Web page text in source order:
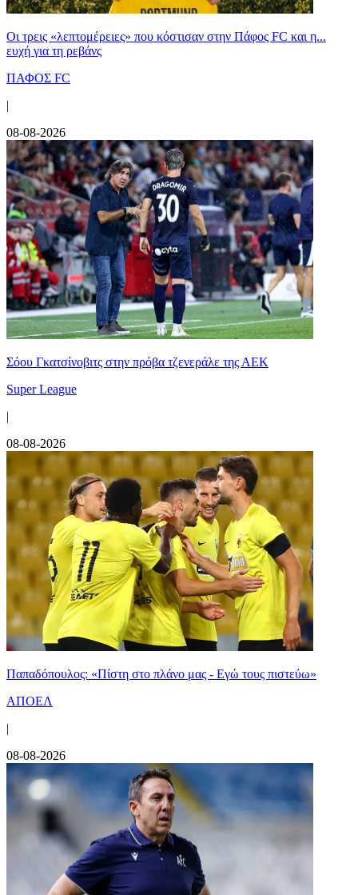
Οι τρεις «λεπτομέρειες» που κόστισαν στην Πάφος FC και η...
ευχή για τη ρεβάνς
ΠΑΦΟΣ FC
|
08-08-2026
Σόου Γκατσίνοβιτς στην πρόβα τζενεράλε της ΑΕΚ
Super League
|
08-08-2026
Παπαδόπουλος: «Πίστη στο πλάνο μας - Εγώ τους πιστεύω»
ΑΠΟΕΛ
|
08-08-2026